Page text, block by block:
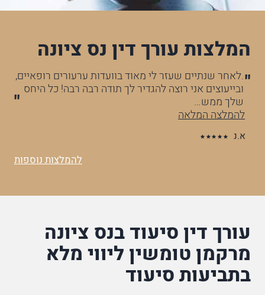
המלצות עורך דין נס ציונה
.לאחר שנתיים שעזר לי מאוד בוועדות ערעורים רופאיים,
ובייעוצים אני רוצה להגדיר לך תודה רבה רבה! כל היחס
שלך ממש…
להמלצה המלאה
א.נ
להמלצות נוספות
עורך דין סיעוד בנס ציונה
מרקמן טומשין ליווי מלא
בתביעות סיעוד